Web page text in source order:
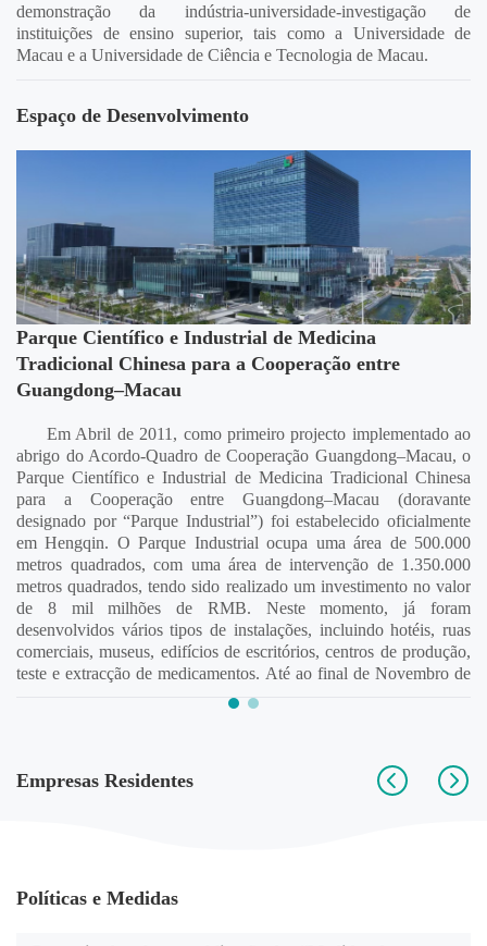
demonstração da indústria-universidade-investigação de
instituições de ensino superior, tais como a Universidade de
Macau e a Universidade de Ciência e Tecnologia de Macau.
Espaço de Desenvolvimento
Parque Científico e Industrial de Medicina
Tradicional Chinesa para a Cooperação entre
Guangdong–Macau
Em Abril de 2011, como primeiro projecto implementado ao
abrigo do Acordo-Quadro de Cooperação Guangdong–Macau, o
Parque Científico e Industrial de Medicina Tradicional Chinesa
para a Cooperação entre Guangdong–Macau (doravante
designado por “Parque Industrial”) foi estabelecido oficialmente
em Hengqin. O Parque Industrial ocupa uma área de 500.000
metros quadrados, com uma área de intervenção de 1.350.000
metros quadrados, tendo sido realizado um investimento no valor
de 8 mil milhões de RMB. Neste momento, já foram
desenvolvidos vários tipos de instalações, incluindo hotéis, ruas
comerciais, museus, edifícios de escritórios, centros de produção,
teste e extracção de medicamentos. Até ao final de Novembro de
2024, há 238 empresas que se instalaram no Parque Industrial, das
o parque de big health com as instalações físicas mais completas,
Empresas Residentes
Políticas e Medidas